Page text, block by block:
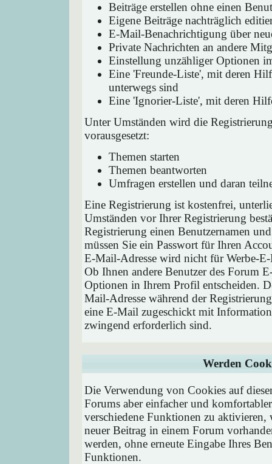
Beiträge erstellen ohne einen
Eigene Beiträge nachträglich
E-Mail-Benachrichtigung über
Private Nachrichten an andere
Einstellung unzähliger Optionen
Eine 'Freunde-Liste', mit deren
unterwegs sind
Eine 'Ignorier-Liste', mit deren
Unter Umständen wird die
vorausgesetzt:
Themen starten
Themen beantworten
Umfragen erstellen und daran
Eine Registrierung ist kostenfrei,
Umständen vor Ihrer Registrierung
Registrierung einen Benutzernamen
müssen Sie ein Passwort für Ihren
E-Mail-Adresse wird nicht für Werbe-
Ob Ihnen andere Benutzer des Forum
Optionen in Ihrem Profil entscheiden.
Mail-Adresse während der
eine E-Mail zugeschickt mit
zwingend erforderlich sind.
Werden
Die Verwendung von Cookies auf
Forums aber einfacher und
verschiedene Funktionen zu
neuer Beitrag in einem Forum
werden, ohne erneute Eingabe Ihres
Funktionen.